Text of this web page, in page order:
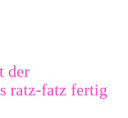
der
ratz-fatz fertig